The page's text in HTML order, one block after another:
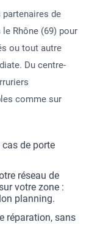
partenaires de
Rhône (69) pour
ou tout autre
Du centre-
comme sur
cas de porte
réseau de
votre zone :
planning.
réparation, sans